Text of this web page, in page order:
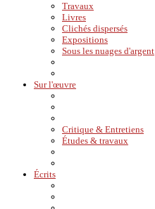
Travaux
Livres
Clichés dispersés
Expositions
Sous les nuages d'argent
Sur l'œuvre
Critique & Entretiens
Études & travaux
Écrits